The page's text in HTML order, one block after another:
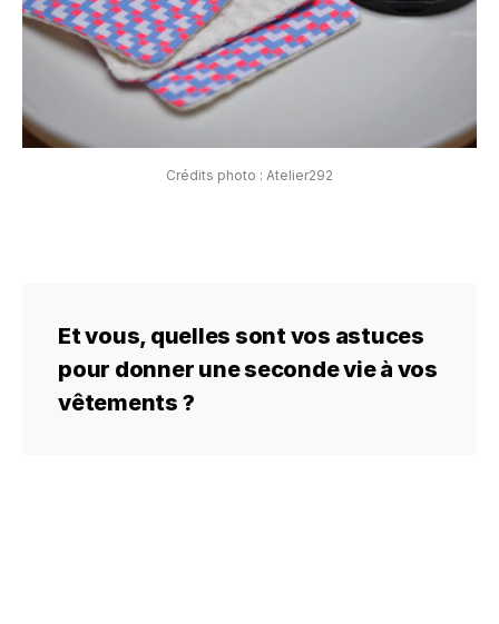
Crédits photo : Atelier292
Et vous, quelles sont vos astuces
pour donner une seconde vie à vos
vêtements ?